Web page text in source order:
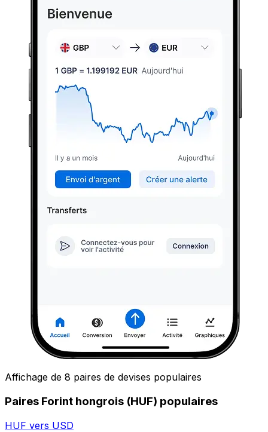
Affichage de 8 paires de devises populaires
Paires Forint hongrois (HUF) populaires
HUF vers USD